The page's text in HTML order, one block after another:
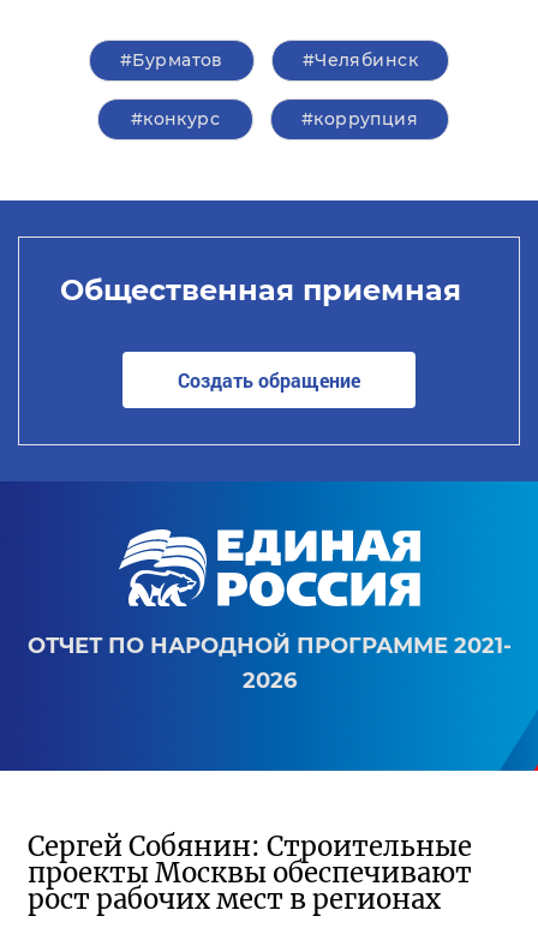
#Бурматов #Челябинск
#конкурс #коррупция
Общественная приемная
Создать обращение
ОТЧЕТ ПО НАРОДНОЙ ПРОГРАММЕ 2021-
2026
Сергей Собянин: Строительные
проекты Москвы обеспечивают
рост рабочих мест в регионах